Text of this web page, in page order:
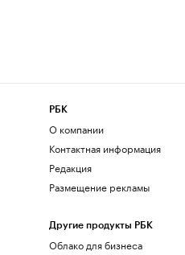
РБК
О компании
Контактная информация
Редакция
Размещение рекламы
Другие продукты РБК
Облако для бизнеса